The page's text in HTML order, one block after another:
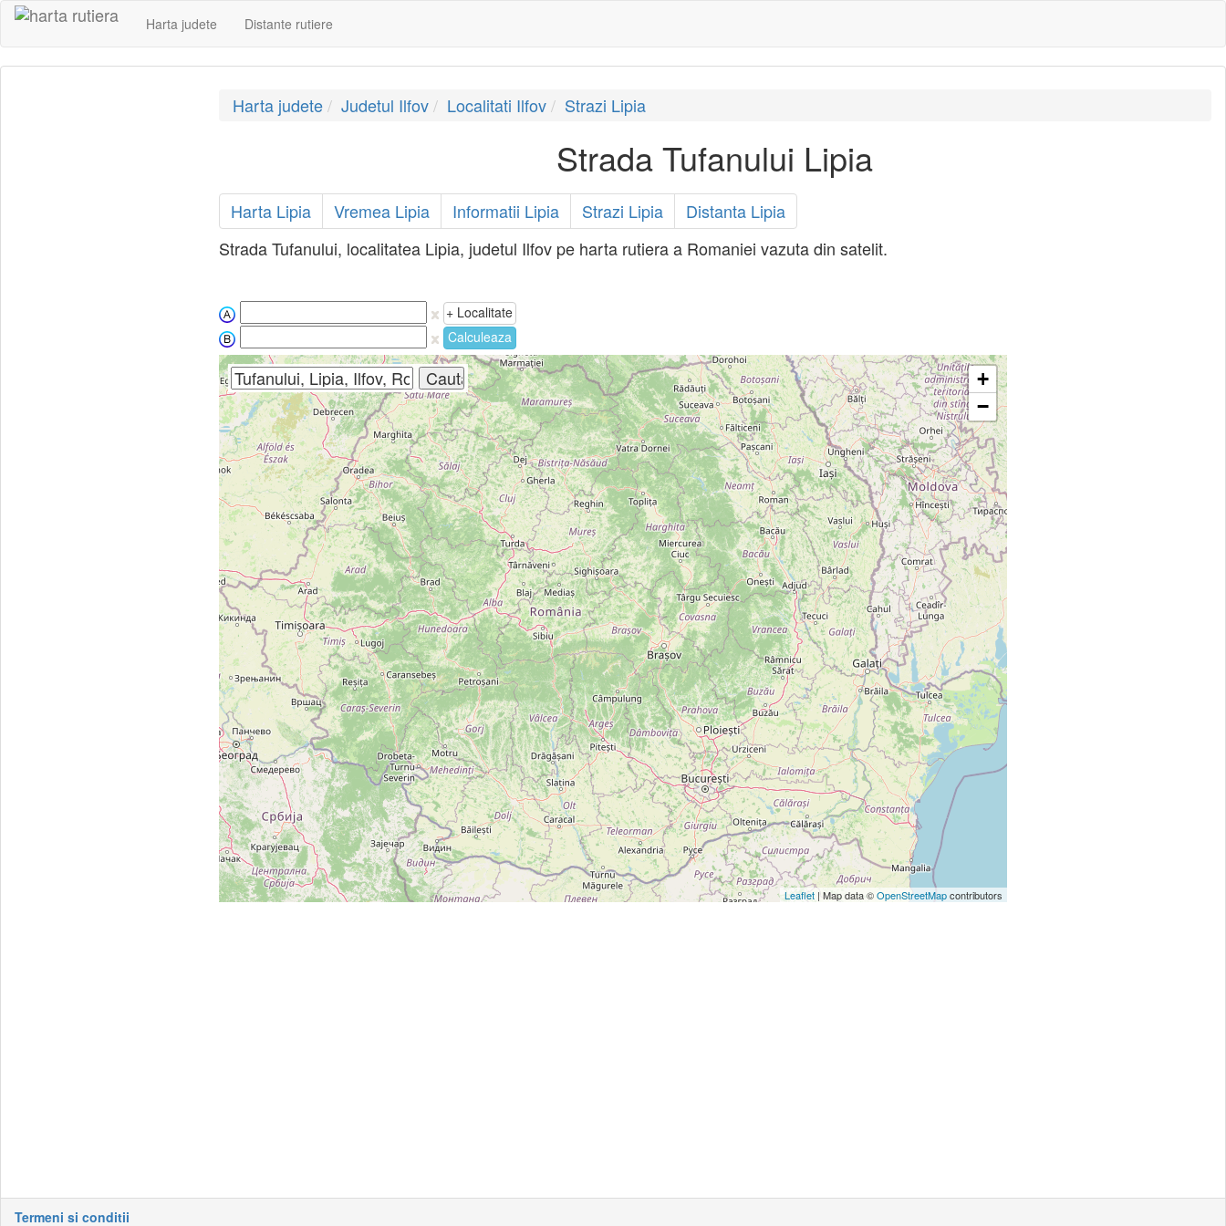
Harta judete Distante rutiere
Harta judete Judetul Ilfov Localitati Ilfov Strazi Lipia
Strada Tufanului Lipia
Harta Lipia Vremea Lipia Informatii Lipia Strazi Lipia
Distanta Lipia
Strada Tufanului, localitatea Lipia, judetul Ilfov pe harta rutiera a Romaniei vazuta din satelit.
+ Localitate
Calculeaza
+
−
Leaflet | Map data ©OpenStreetMapcontributors
Termeni si conditii